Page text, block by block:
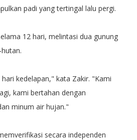
padi yang tertingal lalu pergi.
12 hari, melintasi dua gunung
kedelapan," kata Zakir. "Kami
kami bertahan dengan
minum air hujan."
secara independen